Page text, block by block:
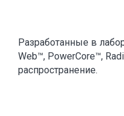
Разработанные в
Web™, PowerCore™,
распространение.